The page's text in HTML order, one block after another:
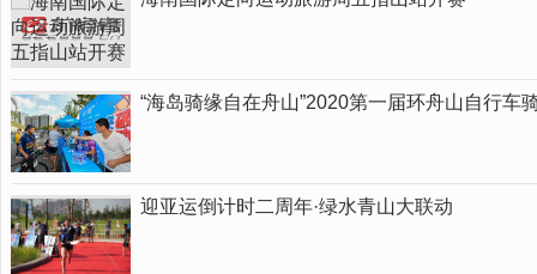
“海岛骑缘自在舟山”2020第一届环舟山自行车
迎亚运倒计时二周年·绿水青山大联动